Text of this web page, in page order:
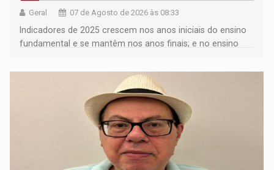
Geral 07 de Agosto de 2026 às 08:33
Indicadores de 2025 crescem nos anos iniciais do ensino
fundamental e se mantêm nos anos finais; e no ensino